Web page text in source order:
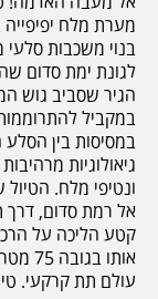
מערת מלח
לגונת ימת סדום
הגיר שסביב גוש
במקביל
במסיסות בין
גיאולוגיות
ונטיפי מלח.
אל רמת סדום,
קטע הליכה על
עולם תת קרקעי.